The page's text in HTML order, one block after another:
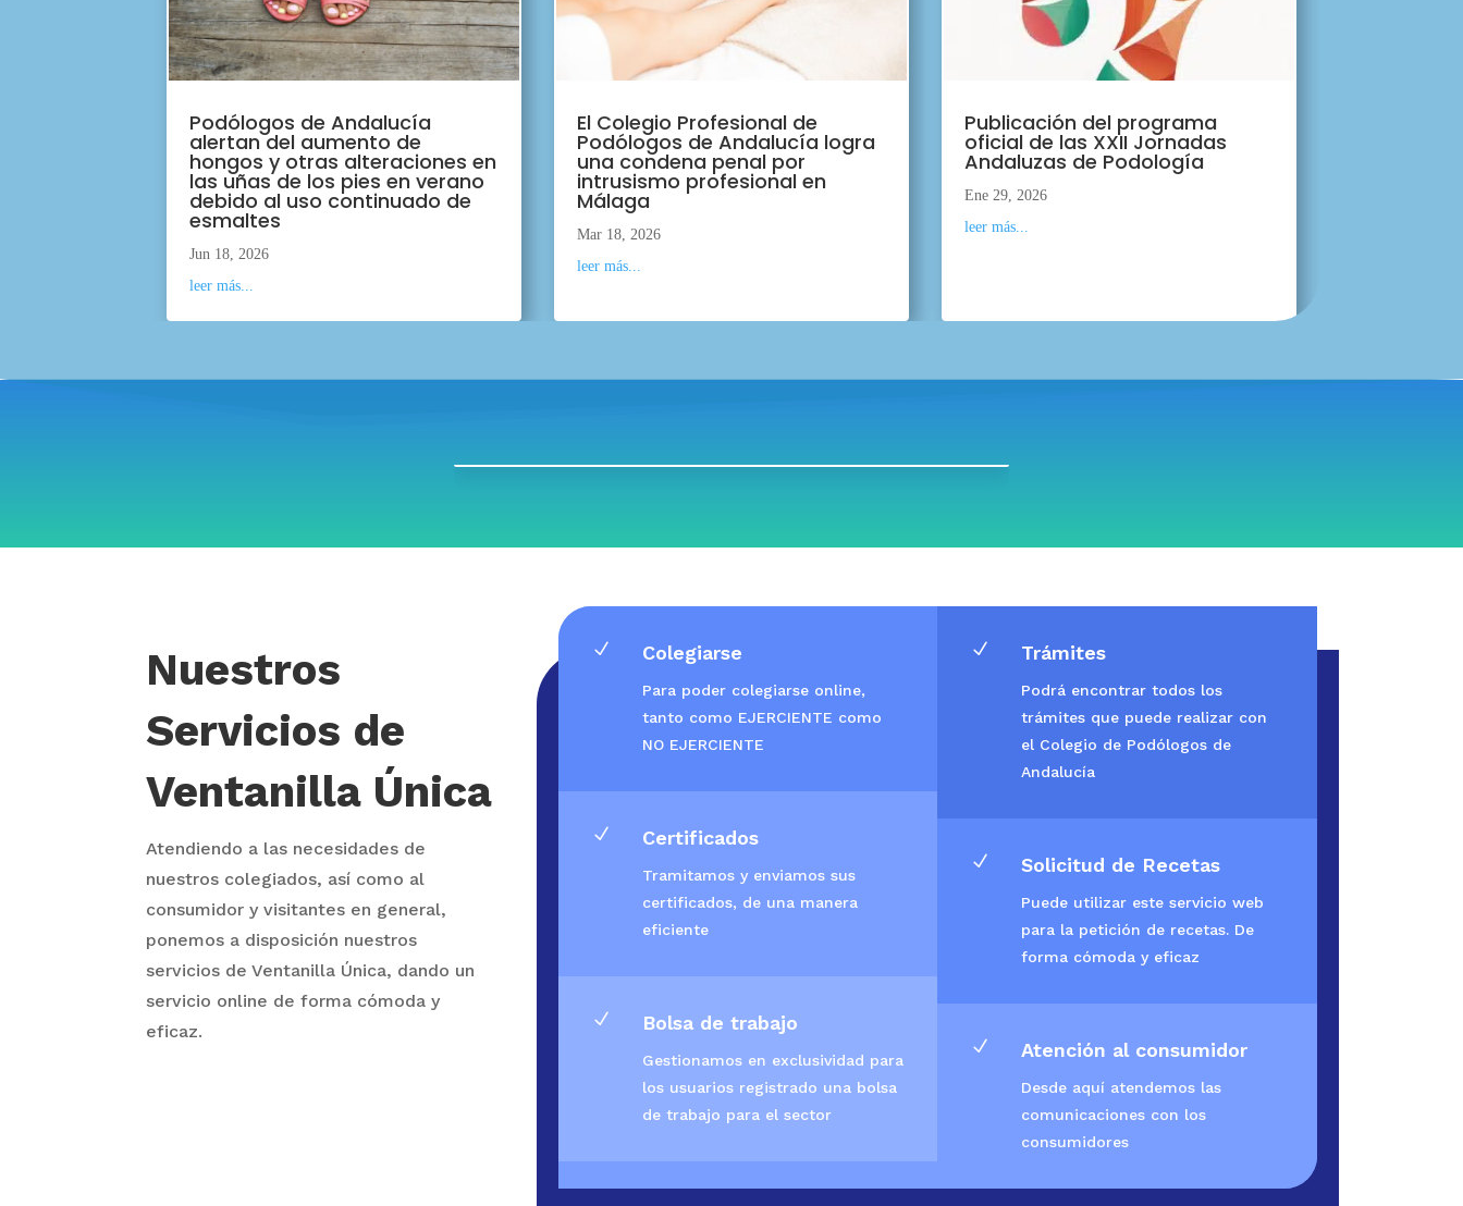
Podólogos de Andalucía
alertan del aumento de
hongos y otras alteraciones en
las uñas de los pies en verano
debido al uso continuado de
esmaltes
Jun 18, 2026
leer más...
El Colegio Profesional de
Podólogos de Andalucía logra
una condena penal por
intrusismo profesional en
Málaga
Mar 18, 2026
leer más...
Publicación del programa
oficial de las XXII Jornadas
Andaluzas de Podología
Ene 29, 2026
leer más...
Nuestros
Servicios de
Ventanilla Única
Atendiendo a las necesidades de
nuestros colegiados, así como al
consumidor y visitantes en general,
ponemos a disposición nuestros
servicios de Ventanilla Única, dando un
servicio online de forma cómoda y
eficaz.
N Colegiarse
Para poder colegiarse online,
tanto como EJERCIENTE como
NO EJERCIENTE
N Certificados
Tramitamos y enviamos sus
certificados, de una manera
eficiente
N Bolsa de trabajo
Gestionamos en exclusividad para
los usuarios registrado una bolsa
de trabajo para el sector
N Trámites
Podrá encontrar todos los
trámites que puede realizar con
el Colegio de Podólogos de
Andalucía
N Solicitud de Recetas
Puede utilizar este servicio web
para la petición de recetas. De
forma cómoda y eficaz
N Atención al consumidor
Desde aquí atendemos las
comunicaciones con los
consumidores